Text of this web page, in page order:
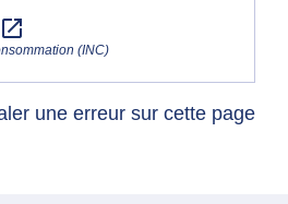
open_in_new
(INC)
une erreur sur cette page